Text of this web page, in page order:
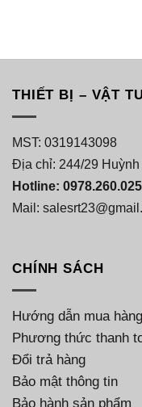
THIẾT BỊ – VẬT
MST: 0319143098
Địa chỉ: 244/29 Huỳnh
Hotline: 0978.260.025
Mail:
CHÍNH SÁCH
Hướng dẫn mua hàng
Phương thức thanh
Đổi trả hàng
Bảo mật thông tin
Bảo hành sản phẩm